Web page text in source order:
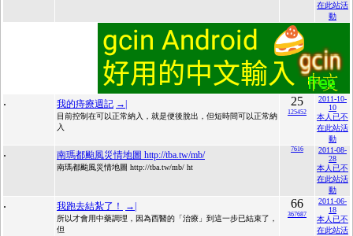
在此站活
動
. 我的痔療週記 →|
目前控制在可以正常納入，就是便後脫出，但短時間可以正常納
入
25
125452
2011-10-
10
本人已不
在此站活
動
. 南瑪都颱風災情地圖 http://tba.tw/mb/
南瑪都颱風災情地圖 http://tba.tw/mb/ ht
7616
2011-08-
28
本人已不
在此站活
動
. 我跑去結紮了！ →|
所以才會用中藥調理，因為西醫的「治療」到這一步已結束了，
但
66
367687
2011-06-
18
本人已不
在此站活